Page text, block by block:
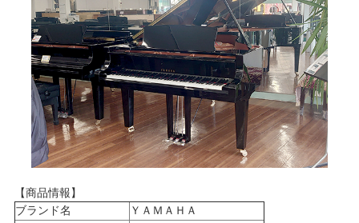
【商品情報】
ブランド名
ＹＡＭＡＨＡ